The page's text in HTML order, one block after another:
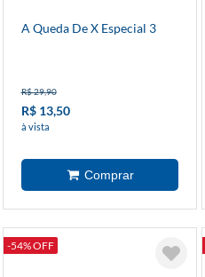
A Queda De X Especial 3
R$ 29,90
R$ 13,50
à vista
-54% OFF